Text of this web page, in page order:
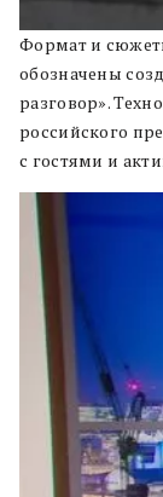
Формат и
обозначены
разговор».
российского
с гостями и